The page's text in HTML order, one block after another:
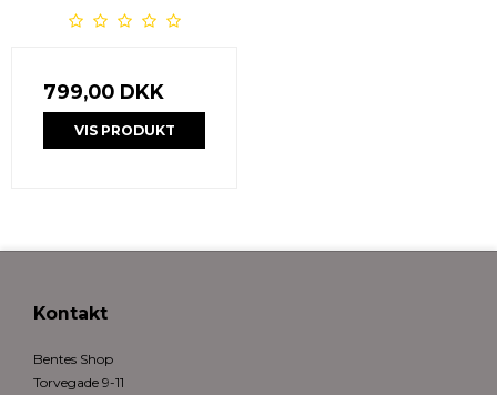
799,00 DKK
VIS PRODUKT
Kontakt
Bentes Shop
Torvegade 9-11